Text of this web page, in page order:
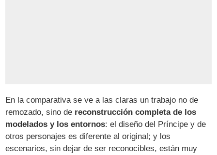
En la comparativa se ve a las claras un trabajo no de
remozado, sino de reconstrucción completa de los
modelados y los entornos: el diseño del Príncipe y de
otros personajes es diferente al original; y los
escenarios, sin dejar de ser reconocibles, están muy